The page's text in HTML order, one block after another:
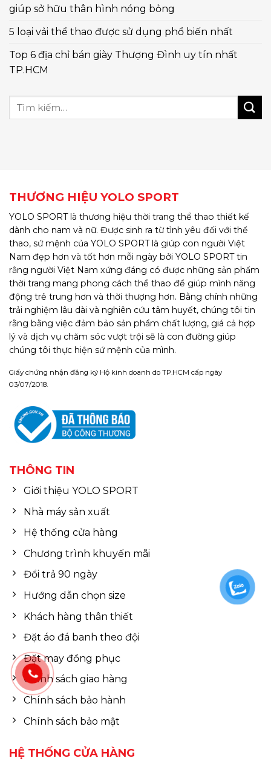
giúp sở hữu thân hình nóng bỏng
5 loại vải thể thao được sử dụng phổ biến nhất
Top 6 địa chỉ bán giày Thượng Đình uy tín nhất
TP.HCM
THƯƠNG HIỆU YOLO SPORT
YOLO SPORT là thương hiệu thời trang thể thao thiết kế
dành cho nam và nữ. Được sinh ra từ tình yêu đối với thể
thao, sứ mệnh của YOLO SPORT là giúp con người Việt
Nam đẹp hơn và tốt hơn mỗi ngày bởi YOLO SPORT tin
rằng người Việt Nam xứng đáng có được những sản phẩm
thời trang mang phong cách thể thao để giúp mình năng
động trẻ trung hơn và thời thượng hơn. Bằng chính những
trải nghiệm lâu dài và nghiên cứu tâm huyết, chúng tôi tin
rằng bằng việc đảm bảo sản phẩm chất lượng, giá cả hợp
lý và dịch vụ chăm sóc vượt trội sẽ là con đường giúp
chúng tôi thực hiện sứ mệnh của mình.
Giấy chứng nhận đăng ký Hộ kinh doanh do TP.HCM cấp ngày
03/07/2018.
THÔNG TIN
Giới thiệu YOLO SPORT
Nhà máy sản xuất
Hệ thống cửa hàng
Chương trình khuyến mãi
Đổi trả 90 ngày
Hướng dẫn chọn size
Khách hàng thân thiết
Đặt áo đá banh theo đội
Đặt may đồng phục
Chính sách giao hàng
Chính sách bảo hành
Chính sách bảo mật
HỆ THỐNG CỬA HÀNG